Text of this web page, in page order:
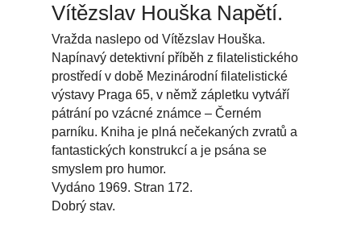
Vítězslav Houška Napětí.
Vražda naslepo od Vítězslav Houška.
Napínavý detektivní příběh z filatelistického
prostředí v době Mezinárodní filatelistické
výstavy Praga 65, v němž zápletku vytváří
pátrání po vzácné známce – Černém
parníku. Kniha je plná nečekaných zvratů a
fantastických konstrukcí a je psána se
smyslem pro humor.
Vydáno 1969. Stran 172.
Dobrý stav.